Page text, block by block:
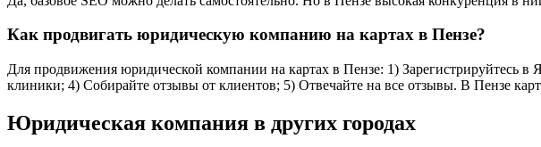
Как продвигать юридическую компанию на картах в Пензе?
Для продвижения юридической компании на картах в Пензе: 1) Зарегистрируйтесь
клиники; 4) Собирайте отзывы от клиентов; 5) Отвечайте на все отзывы. В Пензе
Юридическая компания в других городах